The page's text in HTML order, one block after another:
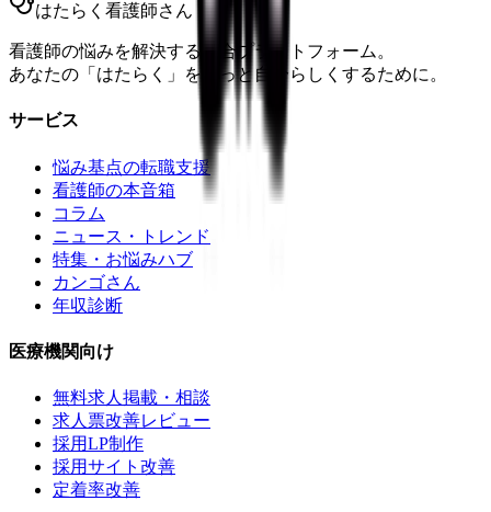
はたらく看護師さん
看護師の悩みを解決する総合プラットフォーム。
あなたの「はたらく」をもっと自分らしくするために。
サービス
悩み基点の転職支援
看護師の本音箱
コラム
ニュース・トレンド
特集・お悩みハブ
カンゴさん
年収診断
医療機関向け
無料求人掲載・相談
求人票改善レビュー
採用LP制作
採用サイト改善
定着率改善